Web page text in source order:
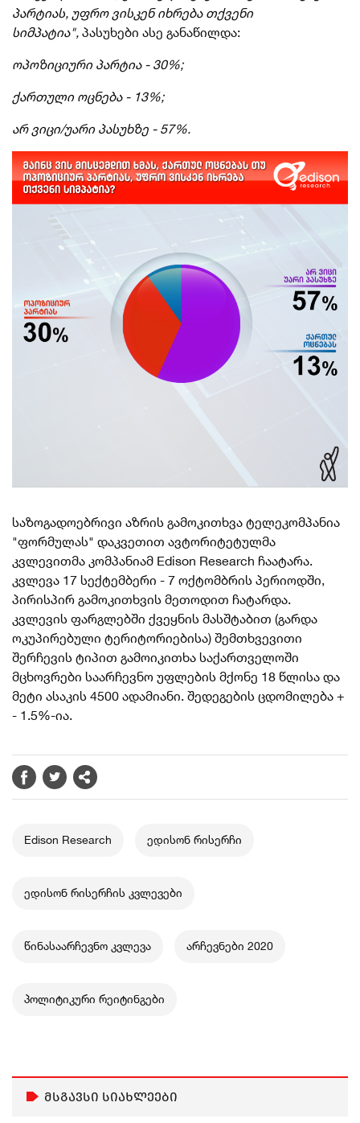
პარტიას, უფრო ვისკენ იხრება თქვენი
სიმპატია", პასუხები ასე განაწილდა:
ოპოზიციური პარტია - 30%;
ქართული ოცნება - 13%;
არ ვიცი/უარი პასუხზე - 57%.
საზოგადოებრივი აზრის გამოკითხვა ტელეკომპანია
"ფორმულას" დაკვეთით ავტორიტეტულმა
კვლევითმა კომპანიამ Edison Research ჩაატარა.
კვლევა 17 სექტემბერი - 7 ოქტომბრის პერიოდში,
პირისპირ გამოკითხვის მეთოდით ჩატარდა.
კვლევის ფარგლებში ქვეყნის მასშტაბით (გარდა
ოკუპირებული ტერიტორიებისა) შემთხვევითი
შერჩევის ტიპით გამოიკითხა საქართველოში
მცხოვრები საარჩევნო უფლების მქონე 18 წლისა და
მეტი ასაკის 4500 ადამიანი. შედეგების ცდომილება +
- 1.5%-ია.
Edison Research ედისონ რისერჩი
ედისონ რისერჩის კვლევები
წინასაარჩევნო კვლევა არჩევნები 2020
პოლიტიკური რეიტინგები
მსგავსი სიახლეები